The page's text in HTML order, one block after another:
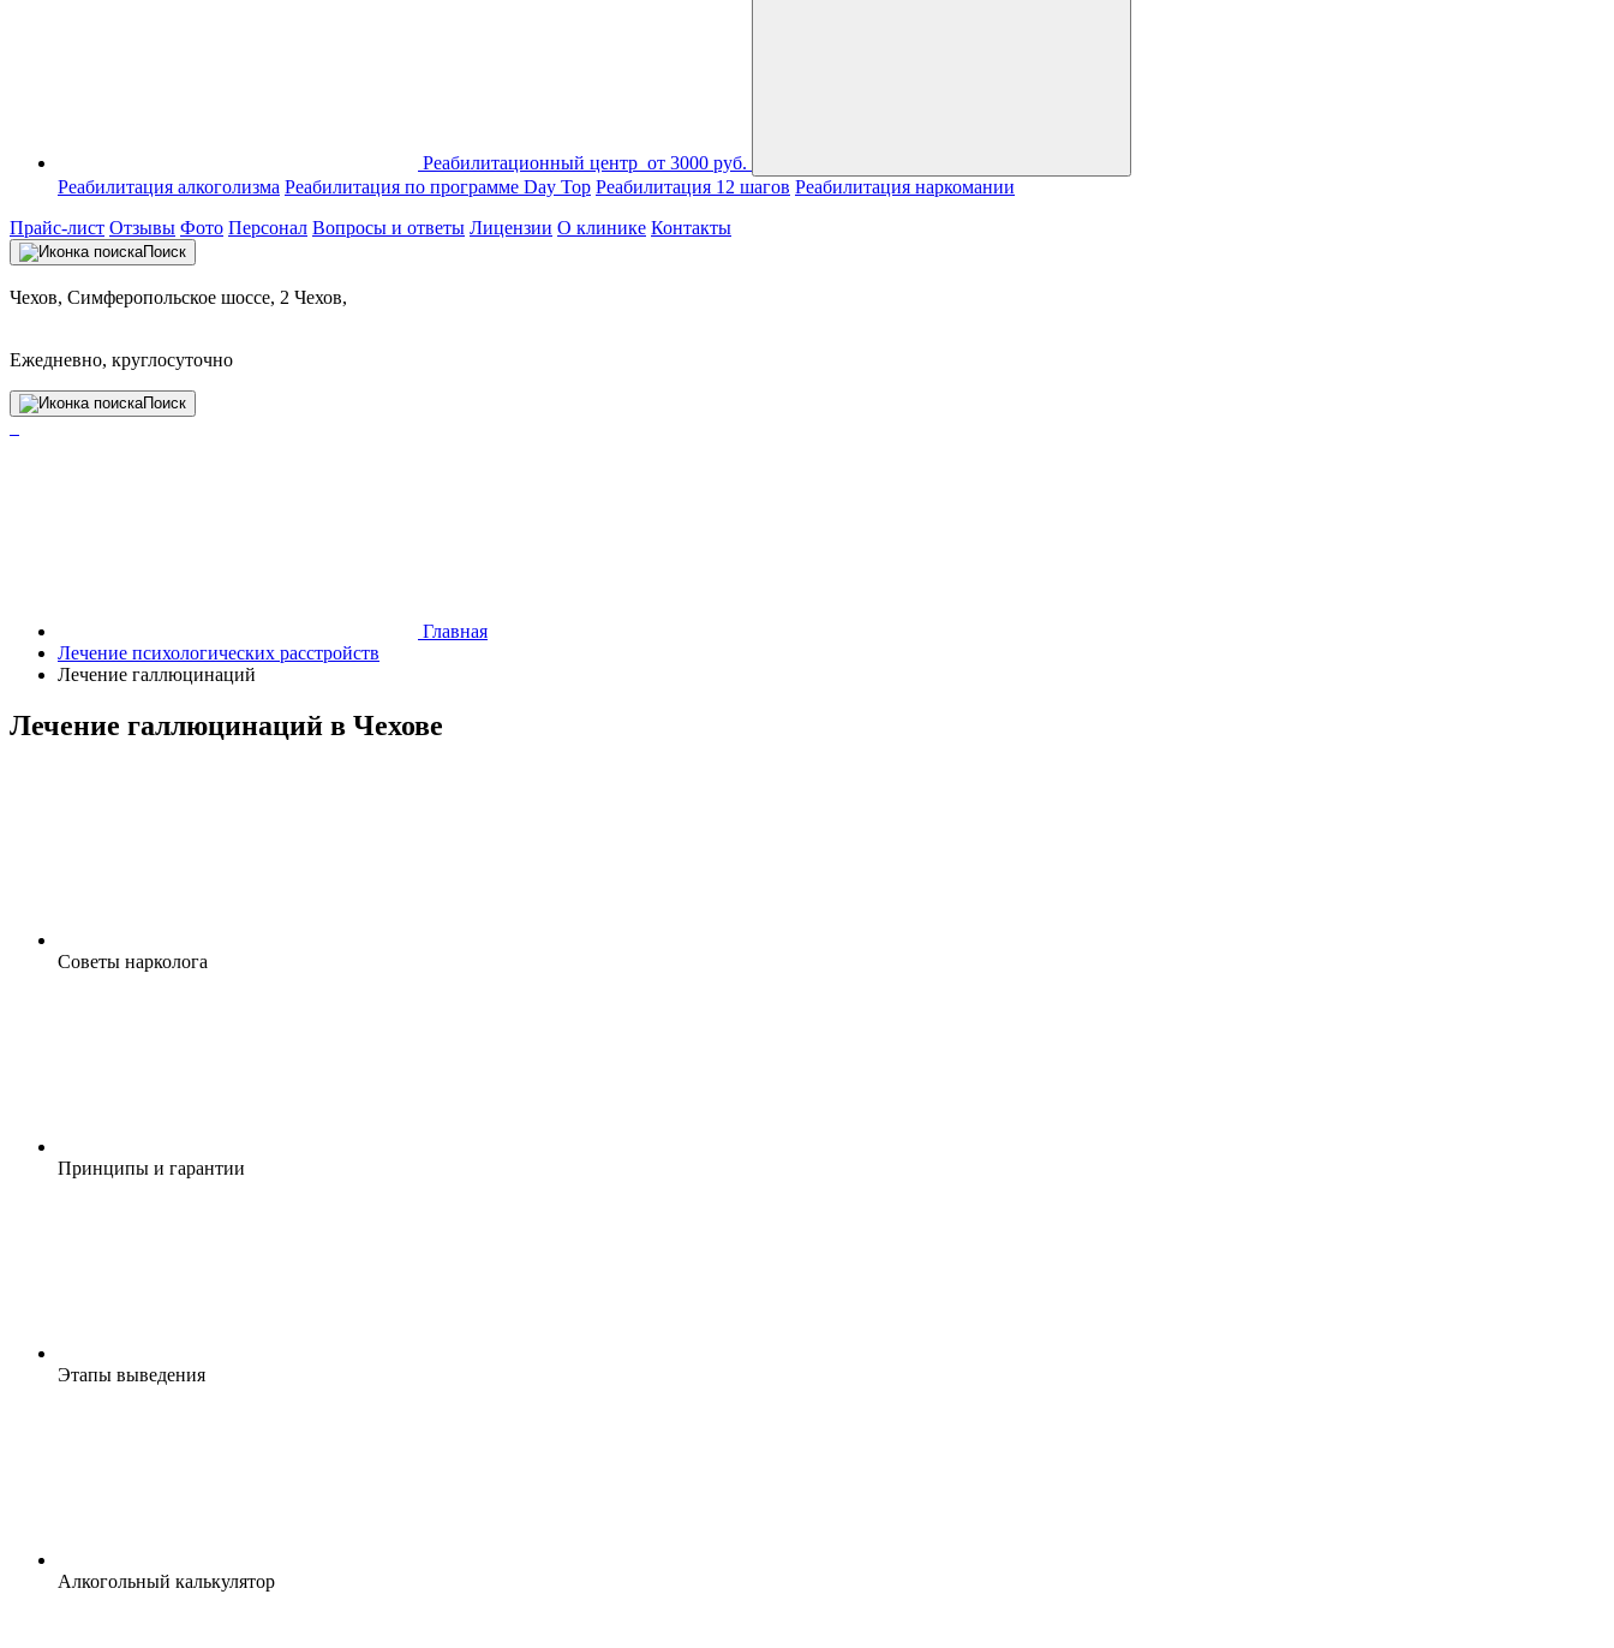
Реабилитационный центр от 3000 руб.
Реабилитация алкоголизма Реабилитация по программе Day Top Реабилитация 12 шагов Реабилитация наркомании
Прайс-лист Отзывы Фото Персонал Вопросы и ответы Лицензии О клинике Контакты
Поиск
Чехов, Симферопольское шоссе, 2 Чехов,
Ежедневно, круглосуточно
Поиск
Главная
Лечение психологических расстройств
Лечение галлюцинаций
Лечение галлюцинаций в Чехове
Cоветы нарколога
Принципы и гарантии
Этапы выведения
Алкогольный калькулятор